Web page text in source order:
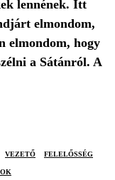
lennének. Itt
elmondom,
elmondom, hogy
a Sátánról. A
VEZETŐ FELELŐSSÉG